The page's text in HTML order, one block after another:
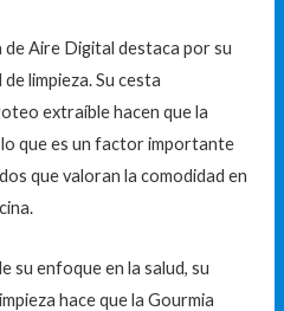
de Aire Digital destaca por su
limpieza. Su cesta
extraíble hacen que la
lo que es un factor importante
que valoran la comodidad en
su enfoque en la salud, su
hace que la Gourmia